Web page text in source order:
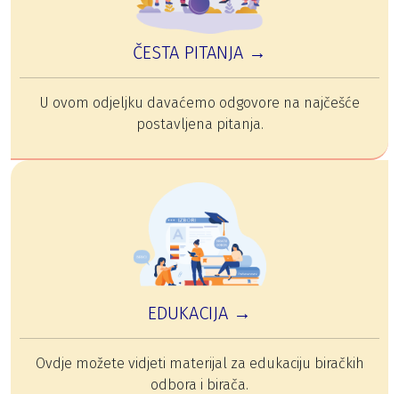
ČESTA PITANJA →
U ovom odjeljku davaćemo odgovore na najčešće
postavljena pitanja.
EDUKACIJA →
Ovdje možete vidjeti materijal za edukaciju biračkih
odbora i birača.